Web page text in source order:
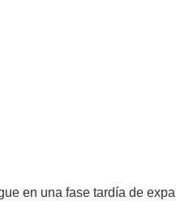
en una fase tardía de